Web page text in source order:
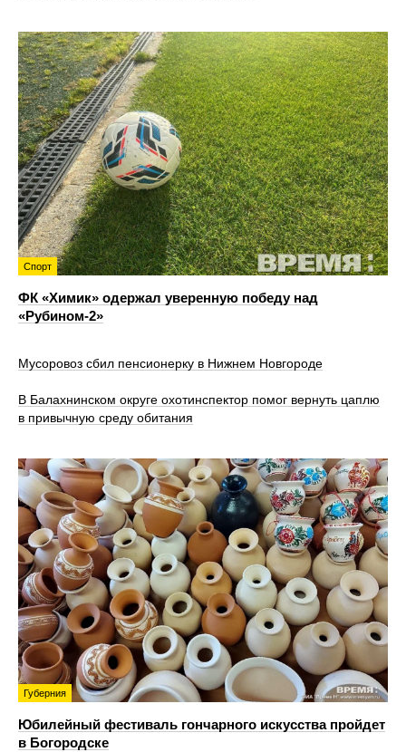
Спорт
ФК «Химик» одержал уверенную победу над
«Рубином‑2»
Мусоровоз сбил пенсионерку в Нижнем Новгороде
В Балахнинском округе охотинспектор помог вернуть цаплю
в привычную среду обитания
Губерния
Юбилейный фестиваль гончарного искусства пройдет
в Богородске